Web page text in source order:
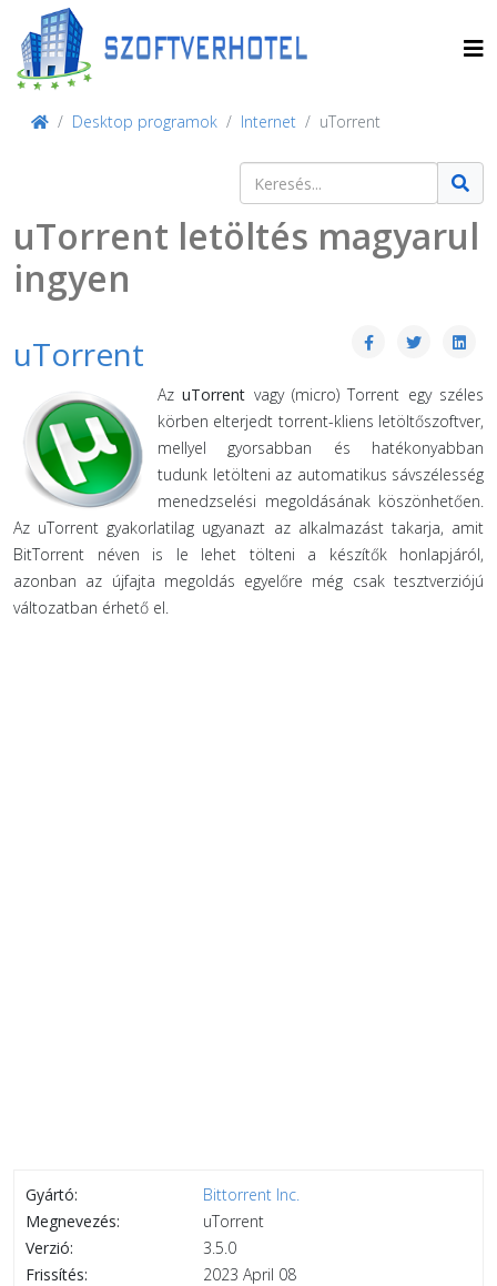
Desktop programok Internet uTorrent
Keresés
uTorrent letöltés magyarul
ingyen
uTorrent
AzuTorrent vagy (micro) Torrent egy széles
körben elterjedt torrent-kliens letöltőszoftver,
mellyel gyorsabban és hatékonyabban
tudunk letölteni az automatikus sávszélesség
menedzselési megoldásának köszönhetően.
Az uTorrent gyakorlatilag ugyanazt az alkalmazást takarja, amit
BitTorrent néven is le lehet tölteni a készítők honlapjáról,
azonban az újfajta megoldás egyelőre még csak tesztverziójú
változatban érhető el.
Gyártó:
Bittorrent Inc.
Megnevezés:
uTorrent
Verzió:
3.5.0
Frissítés:
2023 April 08